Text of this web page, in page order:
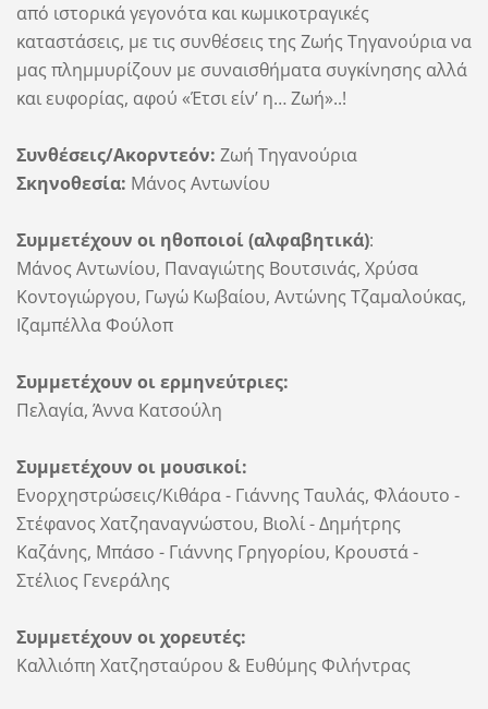
από ιστορικά γεγονότα και κωμικοτραγικές
καταστάσεις, με τις συνθέσεις της Ζωής Τηγανούρια να
μας πλημμυρίζουν με συναισθήματα συγκίνησης αλλά
και ευφορίας, αφού «Έτσι είν’ η… Ζωή»..!
Συνθέσεις/Ακορντεόν: Ζωή Τηγανούρια
Σκηνοθεσία: Μάνος Αντωνίου
Συμμετέχουν οι ηθοποιοί (αλφαβητικά):
Μάνος Αντωνίου, Παναγιώτης Βουτσινάς, Χρύσα
Κοντογιώργου, Γωγώ Κωβαίου, Αντώνης Τζαμαλούκας,
Ιζαμπέλλα Φούλοπ
Συμμετέχουν οι ερμηνεύτριες:
Πελαγία, Άννα Κατσούλη
Συμμετέχουν οι μουσικοί:
Ενορχηστρώσεις/Κιθάρα - Γιάννης Ταυλάς, Φλάουτο -
Στέφανος Χατζηαναγνώστου, Βιολί - Δημήτρης
Καζάνης, Μπάσο - Γιάννης Γρηγορίου, Κρουστά -
Στέλιος Γενεράλης
Συμμετέχουν οι χορευτές:
Καλλιόπη Χατζησταύρου & Ευθύμης Φιλήντρας